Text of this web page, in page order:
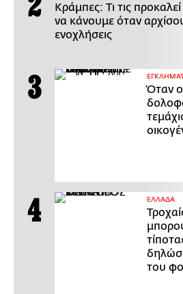
Κράμπες: Τι τις προκαλεί
να κάνουμε όταν
ενοχλήσεις
Όταν
ΕΛΛΑΔΑ
του